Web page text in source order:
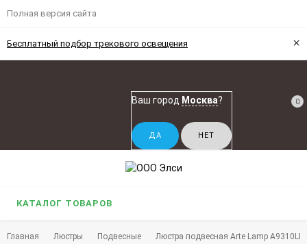
Полная версия сайта
Бесплатный подбор трекового освещения ×
Ваш город Москва? 0
КАТАЛОГ ТОВАРОВ
Главная Люстры Подвесные Люстра подвесная Arte Lamp